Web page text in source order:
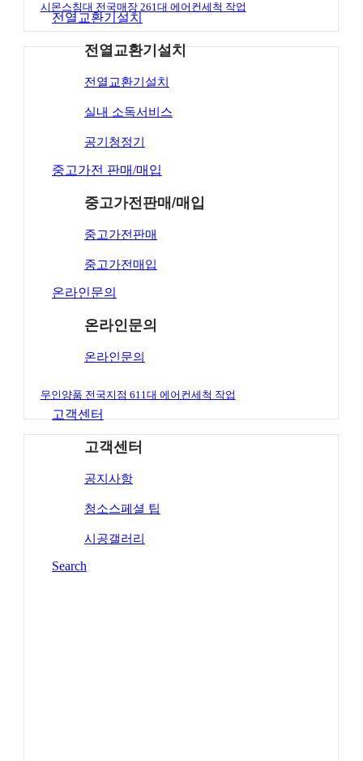
전열교환기설치
전열교환기설치
전열교환기설치
실내 소독서비스
공기청정기
중고가전 판매/매입
중고가전판매/매입
중고가전판매
중고가전매입
온라인문의
온라인문의
온라인문의
고객센터
고객센터
공지사항
청소스페셜 팁
시공갤러리
Search
시몬스침대 전국매장 261대 에어컨세척 작업
무인양품 전국지점 611대 에어컨세척 작업